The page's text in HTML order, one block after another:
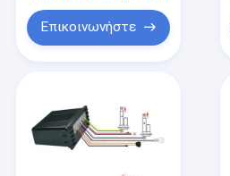
Επικοινωνήστε